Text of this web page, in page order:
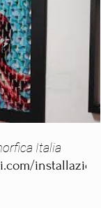
Italia
installazioni-